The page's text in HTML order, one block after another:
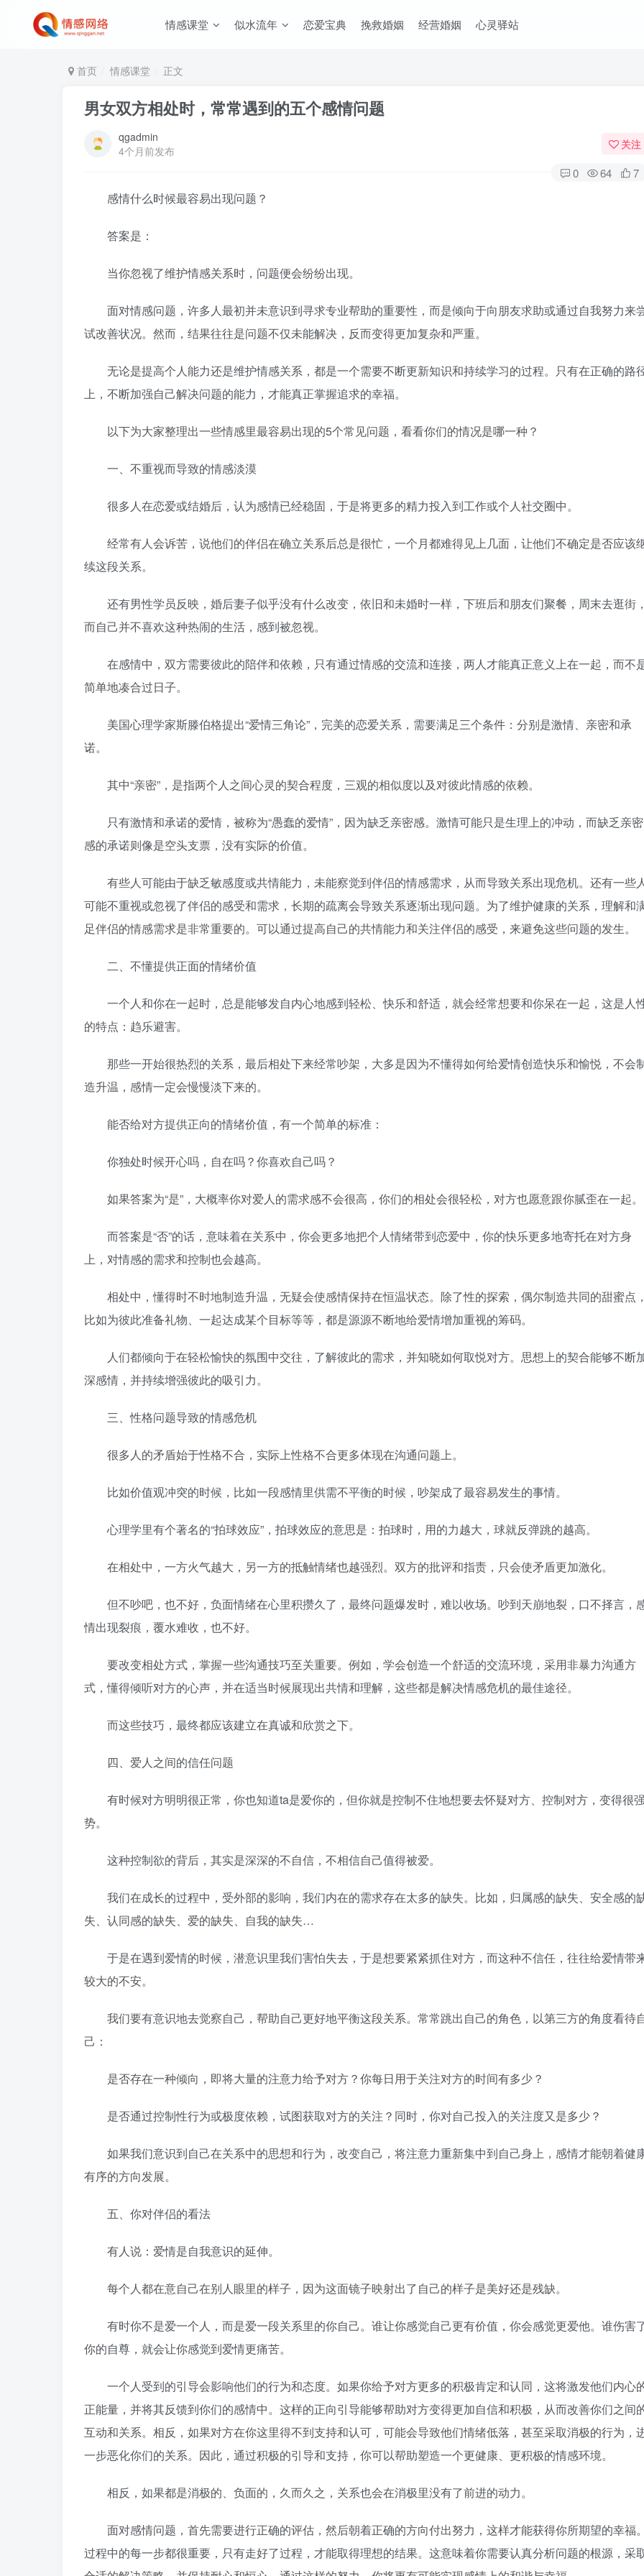
情感课堂 似水流年 恋爱宝典 挽救婚姻 经营婚姻 心灵驿站
首页 情感课堂 正文
男女双方相处时，常常遇到的五个感情问题
qgadmin
4个月前发布
关注
0 64 7
感情什么时候最容易出现问题？
答案是：
当你忽视了维护情感关系时，问题便会纷纷出现。
面对情感问题，许多人最初并未意识到寻求专业帮助的重要性，而是倾向于向朋友求助或通过自我努力来
试改善状况。然而，结果往往是问题不仅未能解决，反而变得更加复杂和严重。
无论是提高个人能力还是维护情感关系，都是一个需要不断更新知识和持续学习的过程。只有在正确的路
上，不断加强自己解决问题的能力，才能真正掌握追求的幸福。
以下为大家整理出一些情感里最容易出现的5个常见问题，看看你们的情况是哪一种？
一、不重视而导致的情感淡漠
很多人在恋爱或结婚后，认为感情已经稳固，于是将更多的精力投入到工作或个人社交圈中。
经常有人会诉苦，说他们的伴侣在确立关系后总是很忙，一个月都难得见上几面，让他们不确定是否应该
续这段关系。
还有男性学员反映，婚后妻子似乎没有什么改变，依旧和未婚时一样，下班后和朋友们聚餐，周末去逛街
而自己并不喜欢这种热闹的生活，感到被忽视。
在感情中，双方需要彼此的陪伴和依赖，只有通过情感的交流和连接，两人才能真正意义上在一起，而不
简单地凑合过日子。
美国心理学家斯滕伯格提出“爱情三角论”，完美的恋爱关系，需要满足三个条件：分别是激情、亲密和承
诺。
其中“亲密”，是指两个人之间心灵的契合程度，三观的相似度以及对彼此情感的依赖。
只有激情和承诺的爱情，被称为“愚蠢的爱情”，因为缺乏亲密感。激情可能只是生理上的冲动，而缺乏亲密
感的承诺则像是空头支票，没有实际的价值。
有些人可能由于缺乏敏感度或共情能力，未能察觉到伴侣的情感需求，从而导致关系出现危机。还有一些
可能不重视或忽视了伴侣的感受和需求，长期的疏离会导致关系逐渐出现问题。为了维护健康的关系，理解和
足伴侣的情感需求是非常重要的。可以通过提高自己的共情能力和关注伴侣的感受，来避免这些问题的发生。
二、不懂提供正面的情绪价值
一个人和你在一起时，总是能够发自内心地感到轻松、快乐和舒适，就会经常想要和你呆在一起，这是人
的特点：趋乐避害。
那些一开始很热烈的关系，最后相处下来经常吵架，大多是因为不懂得如何给爱情创造快乐和愉悦，不会
造升温，感情一定会慢慢淡下来的。
能否给对方提供正向的情绪价值，有一个简单的标准：
你独处时候开心吗，自在吗？你喜欢自己吗？
如果答案为“是”，大概率你对爱人的需求感不会很高，你们的相处会很轻松，对方也愿意跟你腻歪在一起。
而答案是“否”的话，意味着在关系中，你会更多地把个人情绪带到恋爱中，你的快乐更多地寄托在对方身
上，对情感的需求和控制也会越高。
相处中，懂得时不时地制造升温，无疑会使感情保持在恒温状态。除了性的探索，偶尔制造共同的甜蜜点
比如为彼此准备礼物、一起达成某个目标等等，都是源源不断地给爱情增加重视的筹码。
人们都倾向于在轻松愉快的氛围中交往，了解彼此的需求，并知晓如何取悦对方。思想上的契合能够不断
深感情，并持续增强彼此的吸引力。
三、性格问题导致的情感危机
很多人的矛盾始于性格不合，实际上性格不合更多体现在沟通问题上。
比如价值观冲突的时候，比如一段感情里供需不平衡的时候，吵架成了最容易发生的事情。
心理学里有个著名的“拍球效应”，拍球效应的意思是：拍球时，用的力越大，球就反弹跳的越高。
在相处中，一方火气越大，另一方的抵触情绪也越强烈。双方的批评和指责，只会使矛盾更加激化。
但不吵吧，也不好，负面情绪在心里积攒久了，最终问题爆发时，难以收场。吵到天崩地裂，口不择言，
情出现裂痕，覆水难收，也不好。
要改变相处方式，掌握一些沟通技巧至关重要。例如，学会创造一个舒适的交流环境，采用非暴力沟通方
式，懂得倾听对方的心声，并在适当时候展现出共情和理解，这些都是解决情感危机的最佳途径。
而这些技巧，最终都应该建立在真诚和欣赏之下。
四、爱人之间的信任问题
有时候对方明明很正常，你也知道ta是爱你的，但你就是控制不住地想要去怀疑对方、控制对方，变得很
势。
这种控制欲的背后，其实是深深的不自信，不相信自己值得被爱。
我们在成长的过程中，受外部的影响，我们内在的需求存在太多的缺失。比如，归属感的缺失、安全感的
失、认同感的缺失、爱的缺失、自我的缺失…
于是在遇到爱情的时候，潜意识里我们害怕失去，于是想要紧紧抓住对方，而这种不信任，往往给爱情带
较大的不安。
我们要有意识地去觉察自己，帮助自己更好地平衡这段关系。常常跳出自己的角色，以第三方的角度看待
己：
是否存在一种倾向，即将大量的注意力给予对方？你每日用于关注对方的时间有多少？
是否通过控制性行为或极度依赖，试图获取对方的关注？同时，你对自己投入的关注度又是多少？
如果我们意识到自己在关系中的思想和行为，改变自己，将注意力重新集中到自己身上，感情才能朝着健
有序的方向发展。
五、你对伴侣的看法
有人说：爱情是自我意识的延伸。
每个人都在意自己在别人眼里的样子，因为这面镜子映射出了自己的样子是美好还是残缺。
有时你不是爱一个人，而是爱一段关系里的你自己。谁让你感觉自己更有价值，你会感觉更爱他。谁伤害
你的自尊，就会让你感觉到爱情更痛苦。
一个人受到的引导会影响他们的行为和态度。如果你给予对方更多的积极肯定和认同，这将激发他们内心
正能量，并将其反馈到你们的感情中。这样的正向引导能够帮助对方变得更加自信和积极，从而改善你们之间
互动和关系。相反，如果对方在你这里得不到支持和认可，可能会导致他们情绪低落，甚至采取消极的行为，
一步恶化你们的关系。因此，通过积极的引导和支持，你可以帮助塑造一个更健康、更积极的情感环境。
相反，如果都是消极的、负面的，久而久之，关系也会在消极里没有了前进的动力。
面对感情问题，首先需要进行正确的评估，然后朝着正确的方向付出努力，这样才能获得你所期望的幸福
过程中的每一步都很重要，只有走好了过程，才能取得理想的结果。这意味着你需要认真分析问题的根源，采